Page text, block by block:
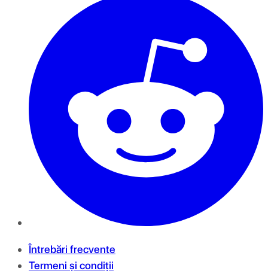
Întrebări frecvente
Termeni și condiții